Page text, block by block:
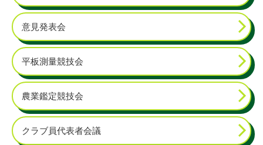
意見発表会
平板測量競技会
農業鑑定競技会
クラブ員代表者会議